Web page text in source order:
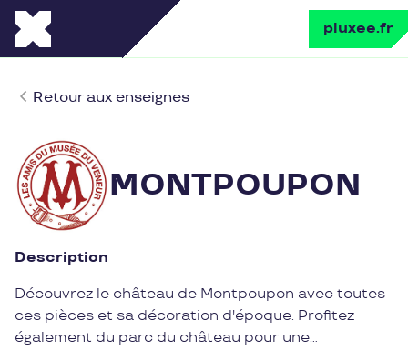
pluxee.fr
Retour aux enseignes
MONTPOUPON
Description
Découvrez le château de Montpoupon avec toutes
ces pièces et sa décoration d'époque. Profitez
également du parc du château pour une